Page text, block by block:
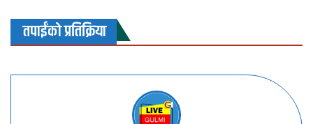
तपाईंको प्रतिक्रिया